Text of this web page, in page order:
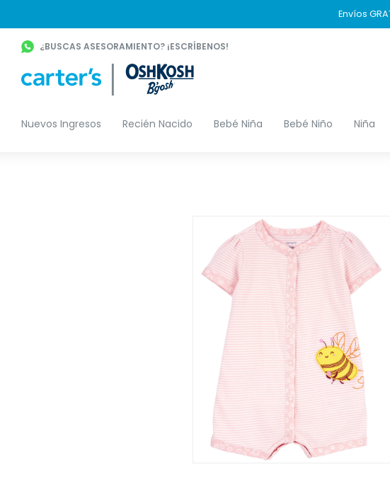
Envíos
Nuevos Ingresos Recién Nacido Bebé Niña Bebé Niño Niña
¿BUSCAS ASESORAMIENTO? ¡ESCRÍBENOS!